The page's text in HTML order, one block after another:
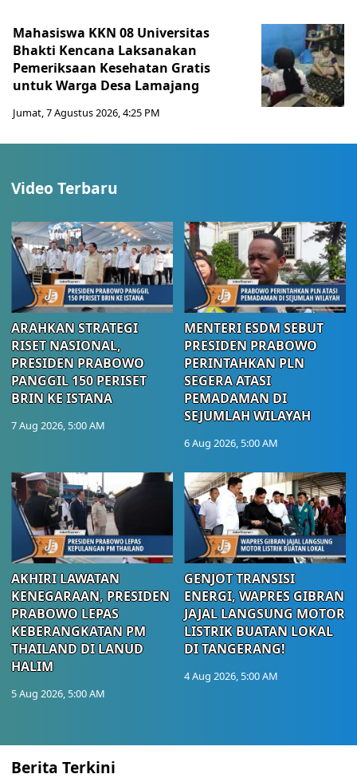
Mahasiswa KKN 08 Universitas
Bhakti Kencana Laksanakan
Pemeriksaan Kesehatan Gratis
untuk Warga Desa Lamajang
Jumat, 7 Agustus 2026, 4:25 PM
Video Terbaru
ARAHKAN STRATEGI
RISET NASIONAL,
PRESIDEN PRABOWO
PANGGIL 150 PERISET
BRIN KE ISTANA
7 Aug 2026, 5:00 AM
MENTERI ESDM SEBUT
PRESIDEN PRABOWO
PERINTAHKAN PLN
SEGERA ATASI
PEMADAMAN DI
SEJUMLAH WILAYAH
6 Aug 2026, 5:00 AM
AKHIRI LAWATAN
KENEGARAAN, PRESIDEN
PRABOWO LEPAS
KEBERANGKATAN PM
THAILAND DI LANUD
HALIM
5 Aug 2026, 5:00 AM
GENJOT TRANSISI
ENERGI, WAPRES GIBRAN
JAJAL LANGSUNG MOTOR
LISTRIK BUATAN LOKAL
DI TANGERANG!
4 Aug 2026, 5:00 AM
Berita Terkini